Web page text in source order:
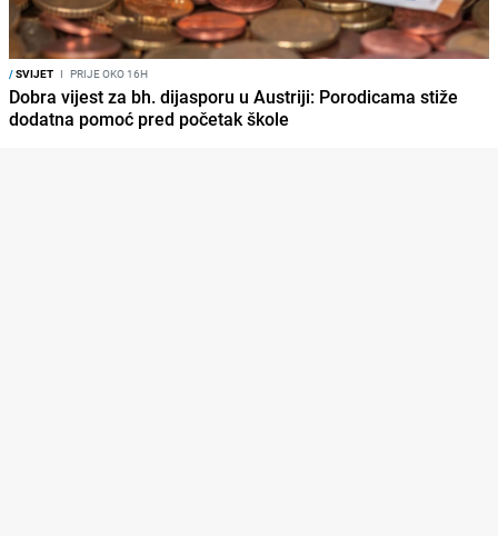
/SVIJET I PRIJE OKO 16H
Dobra vijest za bh. dijasporu u Austriji: Porodicama stiže
dodatna pomoć pred početak škole